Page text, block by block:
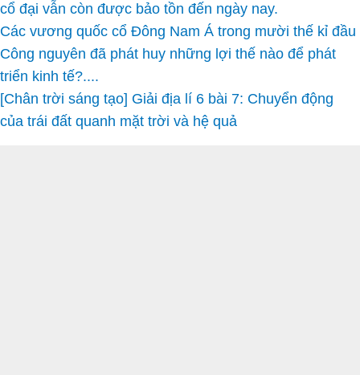
cổ đại vẫn còn được bảo tồn đến ngày nay.
Các vương quốc cổ Đông Nam Á trong mười thế kỉ đầu
Công nguyên đã phát huy những lợi thế nào để phát
triển kinh tế?....
[Chân trời sáng tạo] Giải địa lí 6 bài 7: Chuyển động
của trái đất quanh mặt trời và hệ quả